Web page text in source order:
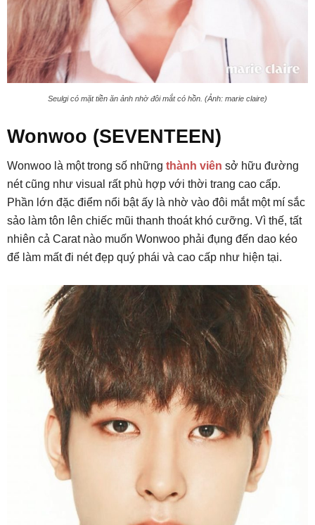
Seulgi có mặt tiền ăn ảnh nhờ đôi mắt có hồn. (Ảnh: marie claire)
Wonwoo (SEVENTEEN)
Wonwoo là một trong số những thành viên sở hữu đường
nét cũng như visual rất phù hợp với thời trang cao cấp.
Phần lớn đặc điểm nổi bật ấy là nhờ vào đôi mắt một mí sắc
sảo làm tôn lên chiếc mũi thanh thoát khó cưỡng. Vì thế, tất
nhiên cả Carat nào muốn Wonwoo phải đụng đến dao kéo
để làm mất đi nét đẹp quý phái và cao cấp như hiện tại.